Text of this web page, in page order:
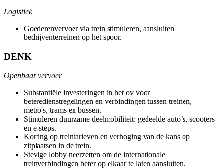
Logistiek
Goederenvervoer via trein stimuleren, aansluiten
bedrijventerreinen op het spoor.
DENK
Openbaar vervoer
Substantiële investeringen in het ov voor
beteredienstregelingen en verbindingen tussen treinen,
metro's, trams en bussen.
Stimuleren duurzame deelmobiliteit: gedeelde auto’s, scooters
en e-steps.
Korting op treintarieven en verhoging van de kans op
zitplaatsen in de trein.
Stevige lobby neerzetten om de internationale
treinverbindingen beter op elkaar te laten aansluiten.